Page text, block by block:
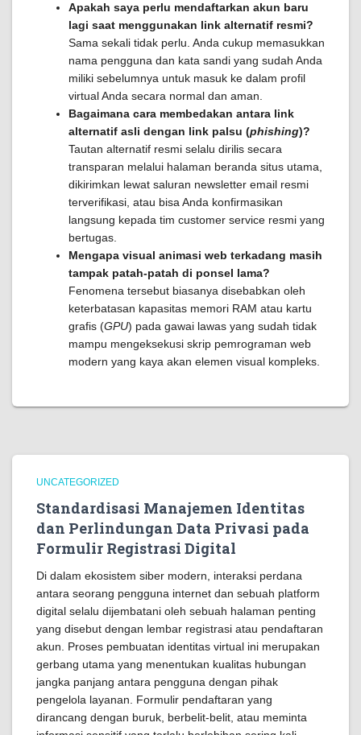
Apakah saya perlu mendaftarkan akun baru
lagi saat menggunakan link alternatif resmi?
Sama sekali tidak perlu. Anda cukup memasukkan
nama pengguna dan kata sandi yang sudah Anda
miliki sebelumnya untuk masuk ke dalam profil
virtual Anda secara normal dan aman.
Bagaimana cara membedakan antara link
alternatif asli dengan link palsu (phishing)?
Tautan alternatif resmi selalu dirilis secara
transparan melalui halaman beranda situs utama,
dikirimkan lewat saluran newsletter email resmi
terverifikasi, atau bisa Anda konfirmasikan
langsung kepada tim customer service resmi yang
bertugas.
Mengapa visual animasi web terkadang masih
tampak patah-patah di ponsel lama?
Fenomena tersebut biasanya disebabkan oleh
keterbatasan kapasitas memori RAM atau kartu
grafis (GPU) pada gawai lawas yang sudah tidak
mampu mengeksekusi skrip pemrograman web
modern yang kaya akan elemen visual kompleks.
UNCATEGORIZED
Standardisasi Manajemen Identitas
dan Perlindungan Data Privasi pada
Formulir Registrasi Digital
Di dalam ekosistem siber modern, interaksi perdana
antara seorang pengguna internet dan sebuah platform
digital selalu dijembatani oleh sebuah halaman penting
yang disebut dengan lembar registrasi atau pendaftaran
akun. Proses pembuatan identitas virtual ini merupakan
gerbang utama yang menentukan kualitas hubungan
jangka panjang antara pengguna dengan pihak
pengelola layanan. Formulir pendaftaran yang
dirancang dengan buruk, berbelit-belit, atau meminta